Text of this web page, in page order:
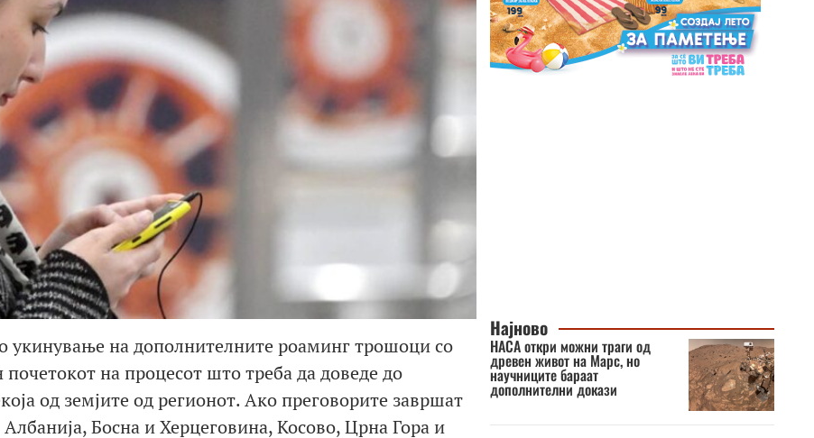
укинување на дополнителните роаминг трошоци со
на процесот што треба да доведе до
од земјите од регионот. Ако преговорите завршат
Босна и Херцеговина, Косово, Црна Гора и
Најново
НАСА откри можни траги од
древен живот на Марс, но
научниците бараат
дополнителни докази